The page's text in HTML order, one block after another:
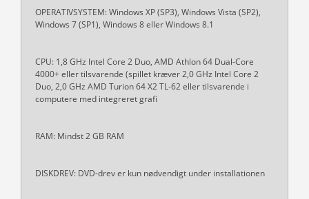
OPERATIVSYSTEM: Windows XP (SP3), Windows Vista (SP2),
Windows 7 (SP1), Windows 8 eller Windows 8.1
CPU: 1,8 GHz Intel Core 2 Duo, AMD Athlon 64 Dual-Core
4000+ eller tilsvarende (spillet kræver 2,0 GHz Intel Core 2
Duo, 2,0 GHz AMD Turion 64 X2 TL-62 eller tilsvarende i
computere med integreret grafi
RAM: Mindst 2 GB RAM
DISKDREV: DVD-drev er kun nødvendigt under installationen